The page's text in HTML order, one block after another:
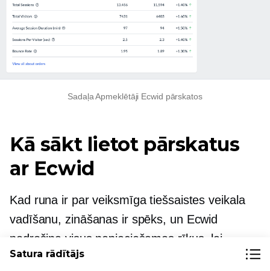
Sadaļa Apmeklētāji Ecwid pārskatos
Kā sākt lietot pārskatus
ar Ecwid
Kad runa ir par veiksmīga tiešsaistes veikala
vadīšanu, zināšanas ir spēks, un Ecwid
nodrošina visus nepieciešamos rīkus, lai
izsekotu un izprastu sava veikala darbību.
Satura rādītājs